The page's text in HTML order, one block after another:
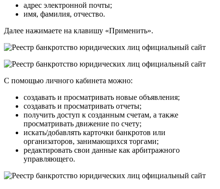
адрес электронной почты;
имя, фамилия, отчество.
Далее нажимаете на клавишу «Применить».
С помощью личного кабинета можно:
создавать и просматривать новые объявления;
создавать и просматривать отчеты;
получить доступ к созданным счетам, а также
просматривать движение по счету;
искать/добавлять карточки банкротов или
организаторов, занимающихся торгами;
редактировать свои данные как арбитражного
управляющего.